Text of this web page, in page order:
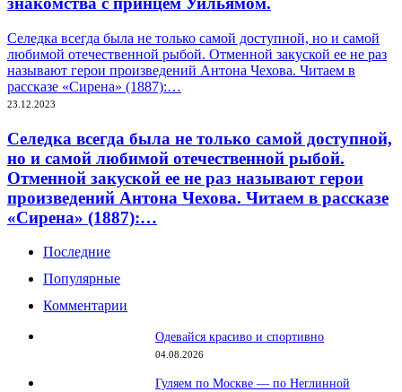
Селедка всегда была не только самой доступной, но и самой
любимой отечественной рыбой. Отменной закуской ее не раз
называют герои произведений Антона Чехова. Читаем в
рассказе «Сирена» (1887):…
23.12.2023
Селедка всегда была не только самой доступной,
но и самой любимой отечественной рыбой.
Отменной закуской ее не раз называют герои
произведений Антона Чехова. Читаем в рассказе
«Сирена» (1887):…
Последние
Популярные
Комментарии
Одевайся красиво и спортивно
04.08.2026
Гуляем по Москве — по Неглинной